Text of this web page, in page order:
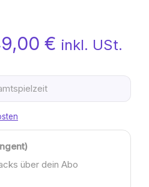
€ inkl. USt.
über dein Abo